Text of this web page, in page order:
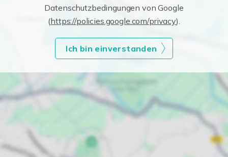
Datenschutzbedingungen von Google
(https://policies.google.com/privacy).
Ich bin einverstanden